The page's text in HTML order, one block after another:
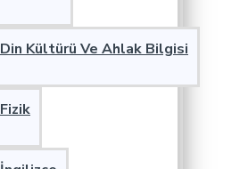
Din Kültürü Ve Ahlak Bilgisi
Fizik